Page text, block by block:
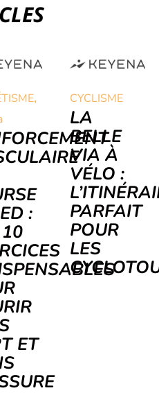
,
:
ET
CYCLISME
LA
BELLE
VIA À
VÉLO :
PARFAIT
POUR
LES